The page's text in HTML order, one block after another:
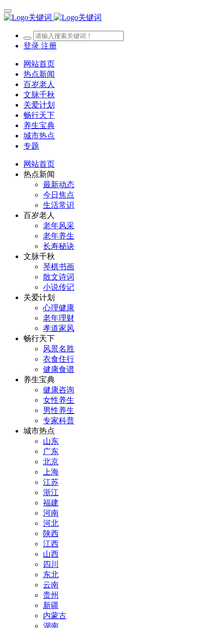
登录 注册
网站首页
热点新闻
百岁老人
文脉千秋
关爱计划
畅行天下
养生宝典
城市热点
专题
网站首页
热点新闻
最新动态
今日焦点
生活常识
百岁老人
老年风采
老年养生
长寿秘诀
文脉千秋
琴棋书画
散文诗词
小说传记
关爱计划
心理健康
老年理财
孝道家风
畅行天下
风景名胜
衣食住行
健康食谱
养生宝典
健康咨询
女性养生
男性养生
专家科普
城市热点
山东
广东
北京
上海
江苏
浙江
福建
河南
河北
陕西
江西
山西
四川
东北
云南
贵州
新疆
内蒙古
湖南